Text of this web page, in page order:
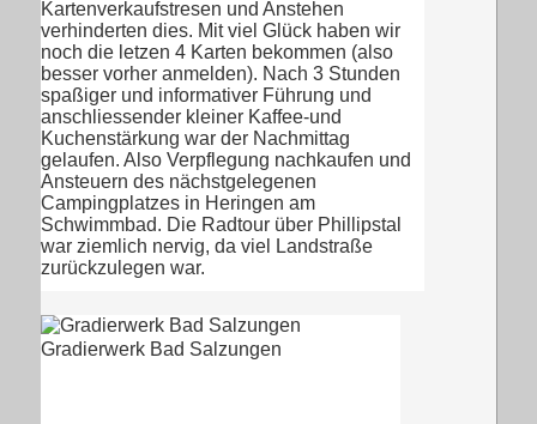
Kartenverkaufstresen und Anstehen
verhinderten dies. Mit viel Glück haben wir
noch die letzen 4 Karten bekommen (also
besser vorher anmelden). Nach 3 Stunden
spaßiger und informativer Führung und
anschliessender kleiner Kaffee-und
Kuchenstärkung war der Nachmittag
gelaufen. Also Verpflegung nachkaufen und
Ansteuern des nächstgelegenen
Campingplatzes in Heringen am
Schwimmbad. Die Radtour über Phillipstal
war ziemlich nervig, da viel Landstraße
zurückzulegen war.
Gradierwerk Bad Salzungen